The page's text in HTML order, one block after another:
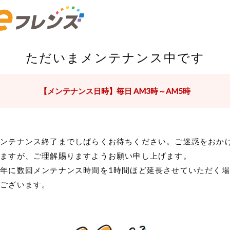
ただいまメンテナンス中です
【メンテナンス日時】毎日 AM3時～AM5時
テナンス終了までしばらくお待ちください。ご迷惑をおか
すが、ご理解賜りますようお願い申し上げます。
に数回メンテナンス時間を1時間ほど延長させていただく
ざいます。